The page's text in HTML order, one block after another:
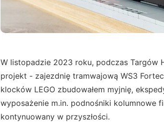
W listopadzie 2023 roku, podczas Targów
projekt - zajezdnię tramwajową WS3
klocków LEGO zbudowałem myjnię,
wyposażenie m.in. podnośniki kolumnowe
kontynuowany w przyszłości.